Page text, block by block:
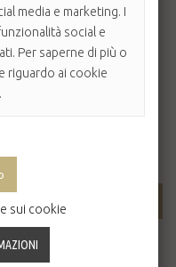
da trasporto con ...
media e marketing. I
social e
Per saperne di più o
riguardo ai cookie
sui cookie